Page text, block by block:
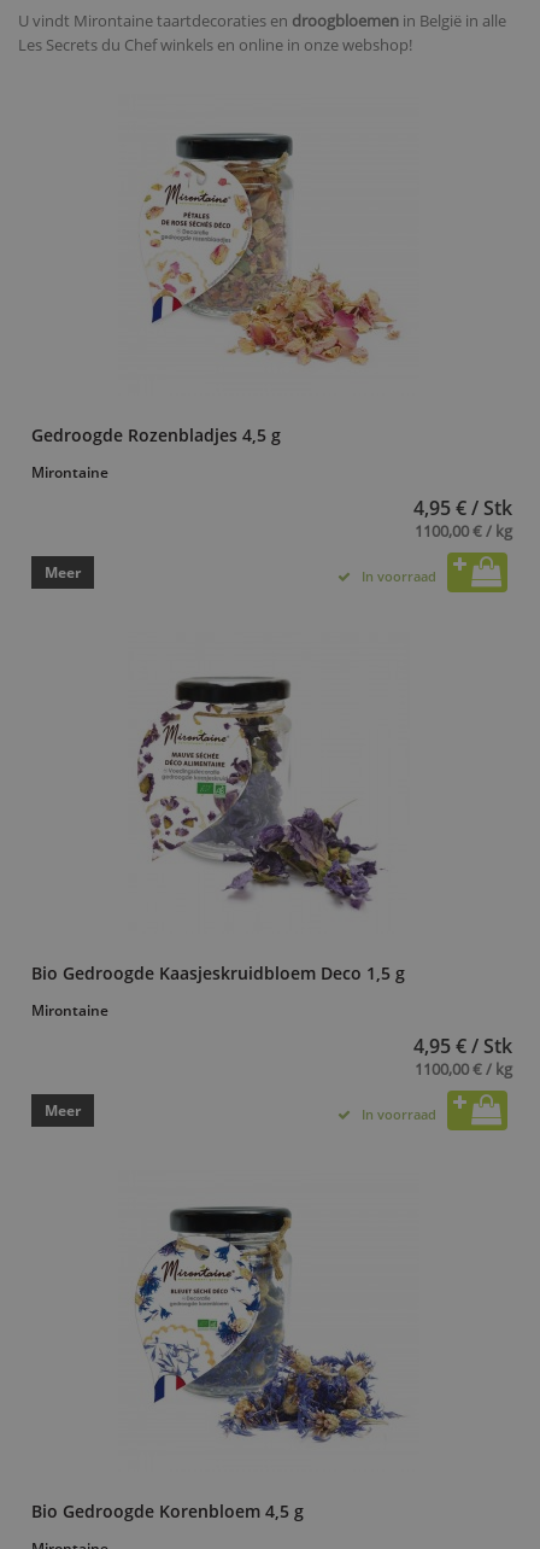
U vindt Mirontaine taartdecoraties en droogbloemen in België in alle
Les Secrets du Chef winkels en online in onze webshop!
Gedroogde Rozenbladjes 4,5 g
Mirontaine
4,95 € / Stk
1100,00 € / kg
Meer In voorraad
Bio Gedroogde Kaasjeskruidbloem Deco 1,5 g
Mirontaine
4,95 € / Stk
1100,00 € / kg
Meer In voorraad
Bio Gedroogde Korenbloem 4,5 g